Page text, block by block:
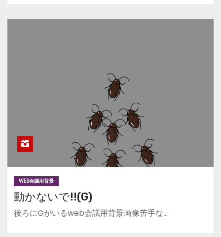
WEB会議用背景
動かないで!!(G)
後ろにGがいるweb会議用背景画像苦手な…